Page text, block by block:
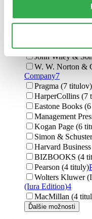
Slovenská
titulov)Slovenská
Oxford
Press8
John Wiley &
W. W. Norton &
Company7
Pragma (7 titulov)
HarperCollins (7
Eastone Books
Management
Kogan Page (6
Simon &
Harvard
BIZBOOKS (4
Pearson (4 tituly)
Wolters Kluwer
(Iura Edition)4
MacMillan (4
Ďalšie možnosti